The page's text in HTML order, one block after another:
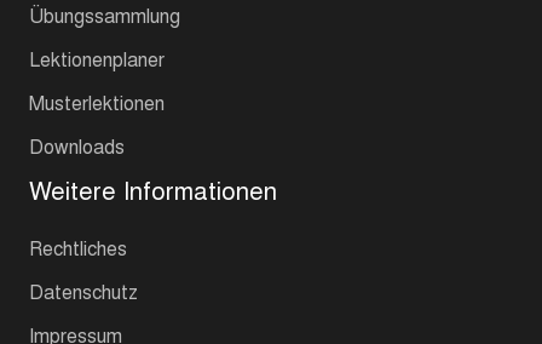
Übungssammlung
Lektionenplaner
Musterlektionen
Downloads
Weitere Informationen
Rechtliches
Datenschutz
Impressum